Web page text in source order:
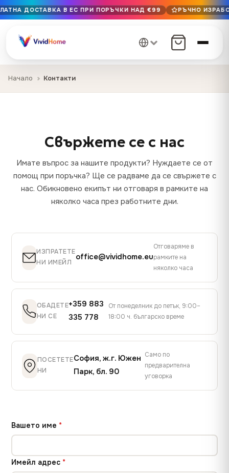
Безплатна доставка в ЕС при поръчки над €99
12+ години на майсторство · Само първокласни
ДОСТАВКА В ЕС ПРИ ПОРЪЧКИ НАД €99 РЪЧНО
Начало Контакти
Свържете се с нас
Имате въпрос за нашите продукти? Нуждаете се от
помощ при поръчка? Ще се радваме да се свържете с
нас. Обикновено екипът ни отговаря в рамките на
няколко часа през работните дни.
ИЗПРАТЕТЕ
НИ ИМЕЙЛ
office@vividhome.eu
Отговаряме в
рамките на
няколко часа
ОБАДЕТЕ
НИ СЕ
+359 883
335 778
От понеделник до петък, 9:00–
18:00 ч. българско време
ПОСЕТЕТЕ
НИ
София, ж.г. Южен
Парк, бл. 90
Само по
предварителна
уговорка
Вашето име *
Имейл адрес *